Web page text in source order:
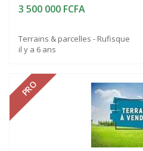
3 500 000 FCFA
Terrains & parcelles - Rufisque
il y a 6 ans
PRO